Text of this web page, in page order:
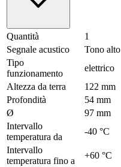
Quantità
1
Segnale acustico
Tono alto
Tipo
funzionamento
elettrico
Altezza da terra
122 mm
Profondità
54 mm
Ø
97 mm
Intervallo
temperatura da
-40 °C
Intervallo
temperatura fino a
+60 °C